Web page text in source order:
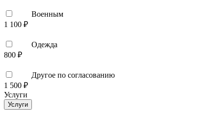
Военным
1 100 ₽
Одежда
800 ₽
Другое по согласованию
1 500 ₽
Услуги
Услуги